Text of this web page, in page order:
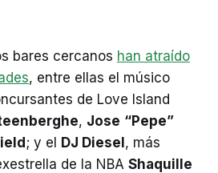
bares cercanos han atraído
, entre ellas el músico
de Love Island
, Jose “Pepe”
; y el DJ Diesel, más
de la NBA Shaquille